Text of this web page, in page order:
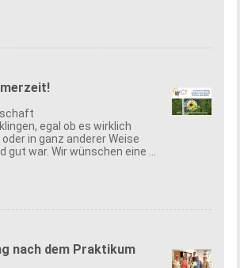
egal ob es wirklich
in ganz anderer Weise
gut war. Wir wünschen eine ...
nach dem Praktikum